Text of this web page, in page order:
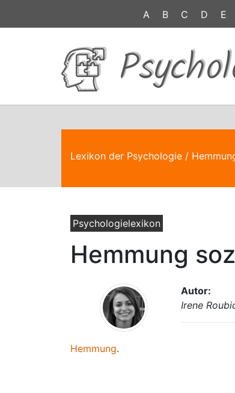
A B C D E
Lexikon der Psychologie /
Psychologielexikon
Hemmung
Autor:
Irene
Hemmung.